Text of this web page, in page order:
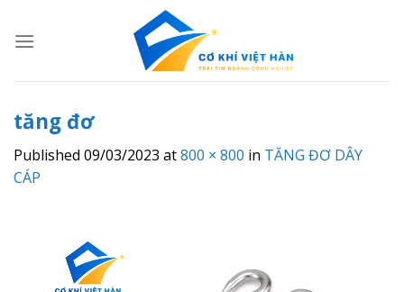
tăng đơ
Published 09/03/2023 at800 × 800 in TĂNG ĐƠ DÂY
CÁP